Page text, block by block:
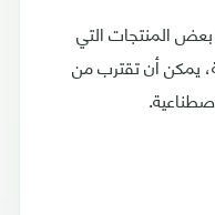
المنتجات التي
يمكن أن تقترب من